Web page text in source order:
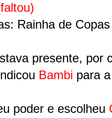
Rainha de
presente, por
Bambi para
poder e escolheu